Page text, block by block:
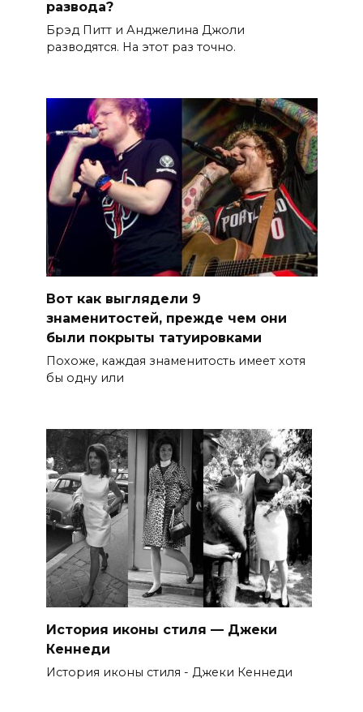
развода?
Брэд Питт и Анджелина Джоли
разводятся. На этот раз точно.
Вот как выглядели 9
знаменитостей, прежде чем они
были покрыты татуировками
Похоже, каждая знаменитость имеет хотя
бы одну или
История иконы стиля — Джеки
Кеннеди
История иконы стиля - Джеки Кеннеди